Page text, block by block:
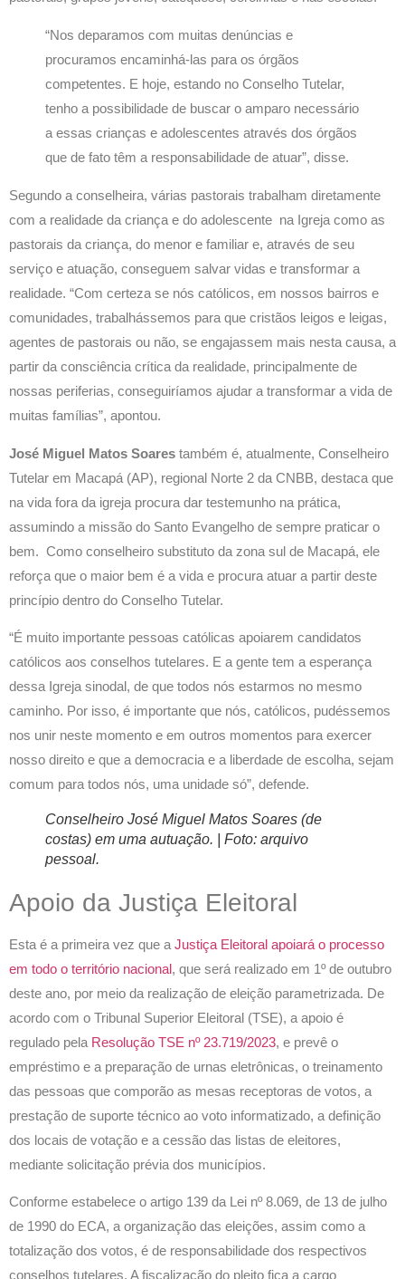
“Nos deparamos com muitas denúncias e
procuramos encaminhá-las para os órgãos
competentes. E hoje, estando no Conselho Tutelar,
tenho a possibilidade de buscar o amparo necessário
a essas crianças e adolescentes através dos órgãos
que de fato têm a responsabilidade de atuar”, disse.
Segundo a conselheira, várias pastorais trabalham diretamente
com a realidade da criança e do adolescente na Igreja como as
pastorais da criança, do menor e familiar e, através de seu
serviço e atuação, conseguem salvar vidas e transformar a
realidade. “Com certeza se nós católicos, em nossos bairros e
comunidades, trabalhássemos para que cristãos leigos e leigas,
agentes de pastorais ou não, se engajassem mais nesta causa, a
partir da consciência crítica da realidade, principalmente de
nossas periferias, conseguiríamos ajudar a transformar a vida de
muitas famílias”, apontou.
José Miguel Matos Soares também é, atualmente, Conselheiro
Tutelar em Macapá (AP), regional Norte 2 da CNBB, destaca que
na vida fora da igreja procura dar testemunho na prática,
assumindo a missão do Santo Evangelho de sempre praticar o
bem. Como conselheiro substituto da zona sul de Macapá, ele
reforça que o maior bem é a vida e procura atuar a partir deste
princípio dentro do Conselho Tutelar.
“É muito importante pessoas católicas apoiarem candidatos
católicos aos conselhos tutelares. E a gente tem a esperança
dessa Igreja sinodal, de que todos nós estarmos no mesmo
caminho. Por isso, é importante que nós, católicos, pudéssemos
nos unir neste momento e em outros momentos para exercer
nosso direito e que a democracia e a liberdade de escolha, sejam
comum para todos nós, uma unidade só”, defende.
Conselheiro José Miguel Matos Soares (de
costas) em uma autuação. | Foto: arquivo
pessoal.
Apoio da Justiça Eleitoral
Esta é a primeira vez que a Justiça Eleitoral apoiará o processo
em todo o território nacional, que será realizado em 1º de outubro
deste ano, por meio da realização de eleição parametrizada. De
acordo com o Tribunal Superior Eleitoral (TSE), a apoio é
regulado pela Resolução TSE nº 23.719/2023, e prevê o
empréstimo e a preparação de urnas eletrônicas, o treinamento
das pessoas que comporão as mesas receptoras de votos, a
prestação de suporte técnico ao voto informatizado, a definição
dos locais de votação e a cessão das listas de eleitores,
mediante solicitação prévia dos municípios.
Conforme estabelece o artigo 139 da Lei nº 8.069, de 13 de julho
de 1990 do ECA, a organização das eleições, assim como a
totalização dos votos, é de responsabilidade dos respectivos
conselhos tutelares. A fiscalização do pleito fica a cargo